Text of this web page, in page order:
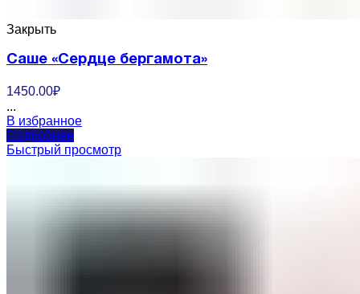
Закрыть
Саше «Сердце бергамота»
1450.00₽
...
В избранное
Подробнее
Быстрый просмотр